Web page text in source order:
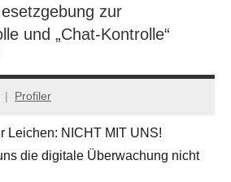
zur
und „Chat-Kontrolle“
Profiler
Leichen: NICHT MIT UNS!
die digitale Überwachung nicht